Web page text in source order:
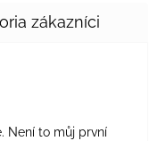
5 z 5 hviezdičiek.
Není to můj první